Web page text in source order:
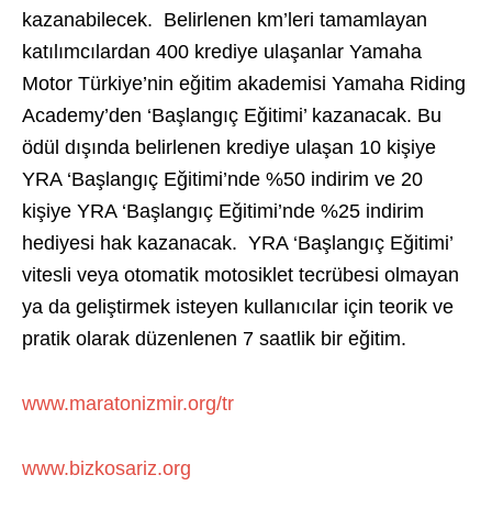
kazanabilecek. Belirlenen km’leri tamamlayan
katılımcılardan 400 krediye ulaşanlar Yamaha
Motor Türkiye’nin eğitim akademisi Yamaha Riding
Academy’den ‘Başlangıç Eğitimi’ kazanacak. Bu
ödül dışında belirlenen krediye ulaşan 10 kişiye
YRA ‘Başlangıç Eğitimi’nde %50 indirim ve 20
kişiye YRA ‘Başlangıç Eğitimi’nde %25 indirim
hediyesi hak kazanacak. YRA ‘Başlangıç Eğitimi’
vitesli veya otomatik motosiklet tecrübesi olmayan
ya da geliştirmek isteyen kullanıcılar için teorik ve
pratik olarak düzenlenen 7 saatlik bir eğitim.
www.maratonizmir.org/tr
www.bizkosariz.org